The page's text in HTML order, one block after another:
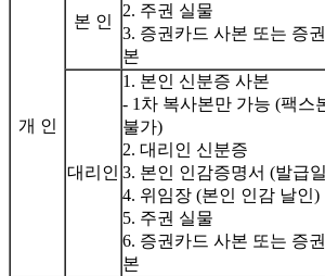
개 인
본 인
2. 주권 실물
3. 증권카드 사본 또는 증
본
대리인
1. 본인 신분증 사본
- 1차 복사본만 가능 (팩스
불가)
2. 대리인 신분증
3. 본인 인감증명서 (발급
4. 위임장 (본인 인감 날인)
5. 주권 실물
6. 증권카드 사본 또는 증
본